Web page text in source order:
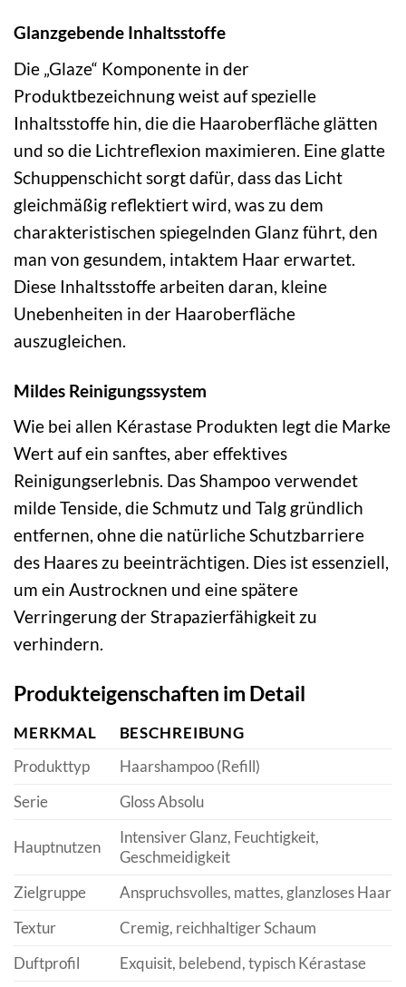
Glanzgebende Inhaltsstoffe
Die „Glaze“ Komponente in der
Produktbezeichnung weist auf spezielle
Inhaltsstoffe hin, die die Haaroberfläche glätten
und so die Lichtreflexion maximieren. Eine glatte
Schuppenschicht sorgt dafür, dass das Licht
gleichmäßig reflektiert wird, was zu dem
charakteristischen spiegelnden Glanz führt, den
man von gesundem, intaktem Haar erwartet.
Diese Inhaltsstoffe arbeiten daran, kleine
Unebenheiten in der Haaroberfläche
auszugleichen.
Mildes Reinigungssystem
Wie bei allen Kérastase Produkten legt die Marke
Wert auf ein sanftes, aber effektives
Reinigungserlebnis. Das Shampoo verwendet
milde Tenside, die Schmutz und Talg gründlich
entfernen, ohne die natürliche Schutzbarriere
des Haares zu beeinträchtigen. Dies ist essenziell,
um ein Austrocknen und eine spätere
Verringerung der Strapazierfähigkeit zu
verhindern.
Produkteigenschaften im Detail
MERKMAL
BESCHREIBUNG
Produkttyp
Haarshampoo (Refill)
Serie
Gloss Absolu
Hauptnutzen
Intensiver Glanz, Feuchtigkeit,
Geschmeidigkeit
Zielgruppe
Anspruchsvolles, mattes, glanzloses Haar
Textur
Cremig, reichhaltiger Schaum
Duftprofil
Exquisit, belebend, typisch Kérastase